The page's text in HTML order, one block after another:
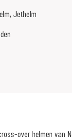
Jethelm
over helmen